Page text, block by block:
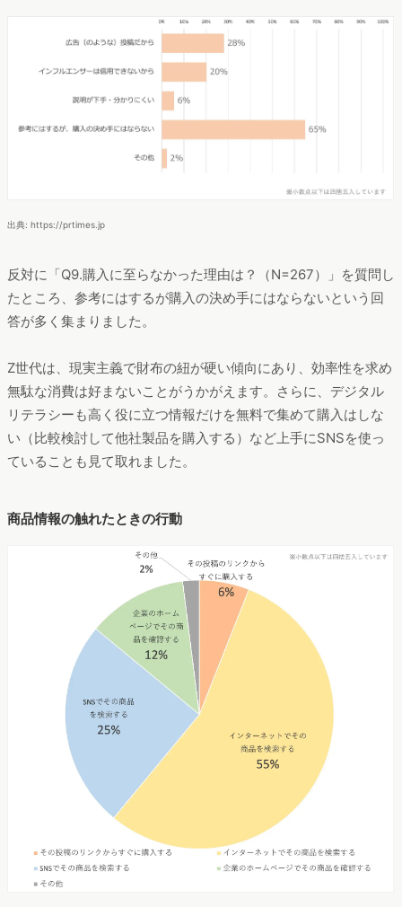
出典: https://prtimes.jp
反対に「Q9.購入に至らなかった理由は？（N=267）」を質問し
たところ、参考にはするが購入の決め手にはならないという回
答が多く集まりました。
Z世代は、現実主義で財布の紐が硬い傾向にあり、効率性を求め
無駄な消費は好まないことがうかがえます。さらに、デジタル
リテラシーも高く役に立つ情報だけを無料で集めて購入はしな
い（比較検討して他社製品を購入する）など上手にSNSを使っ
ていることも見て取れました。
商品情報の触れたときの行動